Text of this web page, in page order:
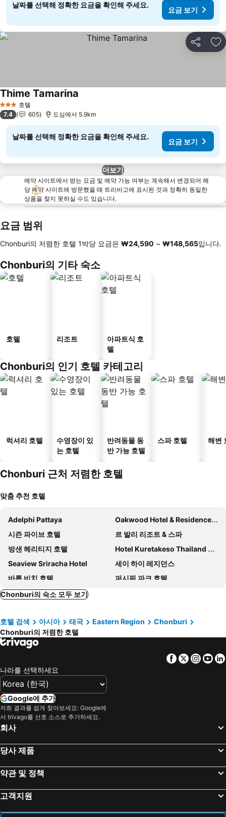
날짜를 선택해 정확한 요금을 확인해 주세요.
요금 보기
공유 즐
3 성급 호텔
Thime Tamarina
7.4 605 도심에서 5.9km
날짜를 선택해 정확한 요금을 확인해 주세요.
요금 보기
더보기
예약 사이트에서 받는 요금 및 예약 가능 여부는 계속해서 변경되어 해
당 예약 사이트에 방문했을 때 트리바고에 표시된 것과 정확히 동일한
상품을 찾지 못하실 수도 있습니다.
요금 범위
Chonburi의 저렴한 호텔 1박당 요금은 ‎₩24,590 ~ ‎₩148,565입니다.
Chonburi의 기타 숙소
호텔 리조트
아파트식 호
텔
Chonburi의 인기 호텔 카테고리
럭셔리 호텔
수영장이 있
는 호텔
반려동물 동
반 가능 호텔
스파 호텔 해변
Chonburi 근처 저렴한 호텔
맞춤 추천 호텔
Adelphi Pattaya
Oakwood Hotel & Residence Sri Racha
시즌 파이브 호텔
르 발리 리조트 & 스파
방샌 헤리티지 호텔
Hotel Kuretakeso Thailand Sriracha - SHA Extra Plus
Seaview Sriracha Hotel
세이 하이 레지던스
바론 비치 호텔
퍼시픽 파크 호텔
부티크 시티 호텔
Kantary Bay Hotel And Serviced Apartments
S2 Hotel
Kalm Bangsaen Hotel
Hotel Nikko Amata City Chonburi
Seed Boutique Hotel
J Park Hotel
Kantary Hotel And Serviced Apartment, Amata, Bangpakong
소르오라킷 리빙 레지던스
Hop Inn Chonburi
B-블랙 레지던스
V 앳 방샌
더 세즈 호텔
Blu Monkey Boutique Bangsaen
The Zleep Chonburi
ZIP Hotel & Restaurant
Classic Kameo Hotel and Serviced Apartments, Sriracha
스누조텔
Chonburi의 숙소 모두 보기
호텔 검색 아시아 태국 Eastern Region
Chonburi
Chonburi의 저렴한 호텔
Facebook
Twitter
나라를 선택하세요
Google에 추가
저희 결과를 쉽게 찾아보세요: Google에
서 trivago를 선호 소스로 추가하세요.
회사
당사 제품
약관 및 정책
고객지원